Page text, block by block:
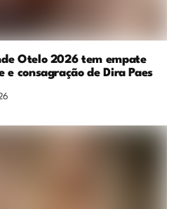
Otelo 2026 tem empate
consagração de Dira Paes